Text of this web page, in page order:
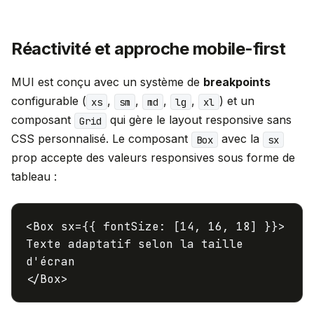
Réactivité et approche mobile-first
MUI est conçu avec un système de breakpoints
configurable ( xs , sm , md , lg , xl ) et un
composant
Grid
qui gère le layout responsive sans
CSS personnalisé. Le composant
Box avec la sx
prop accepte des valeurs responsives sous forme de
tableau :
<Box sx={{ fontSize: [14, 16 , 18
Texte adaptatif selon la taille
d'écran